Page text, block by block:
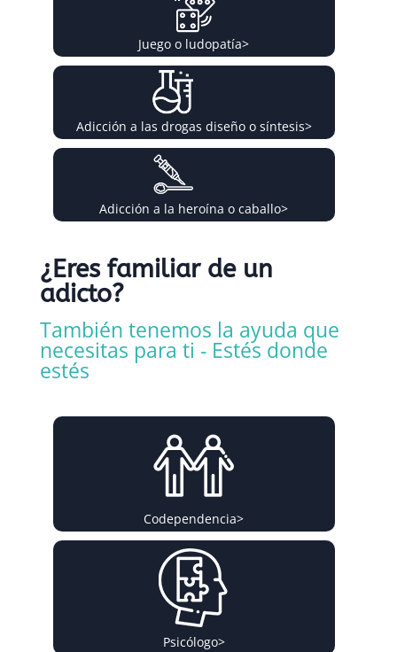
Juego o ludopatía>
Adicción a las drogas diseño o síntesis>
Adicción a la heroína o caballo>
¿Eres familiar de un
adicto?
También tenemos la ayuda que
necesitas para ti - Estés donde
estés
Codependencia>
Psicólogo>